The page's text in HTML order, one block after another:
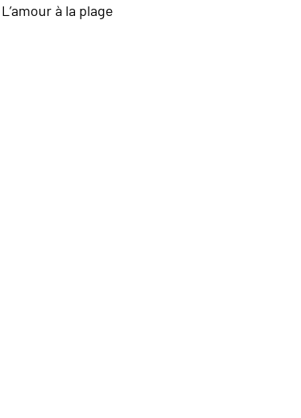
L’amour à la plage